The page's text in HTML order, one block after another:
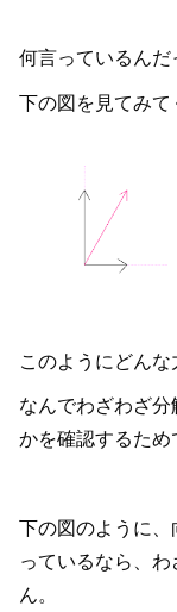
何言っているんだ
下の図を見てみて
このようにどんな
なんでわざわざ
かを確認するため
下の図のように
っているなら、
ん。